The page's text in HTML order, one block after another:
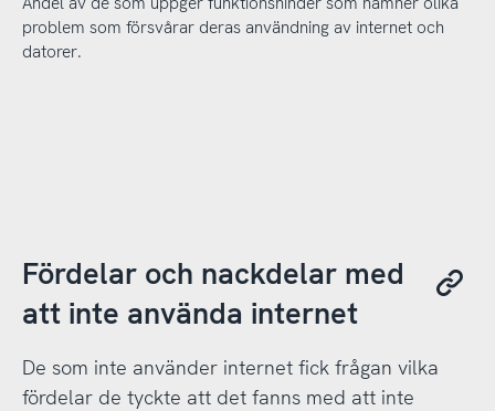
problem som försvårar deras användning av internet och
datorer.
Fördelar och nackdelar med
att inte använda internet
De som inte använder internet fick frågan vilka
fördelar de tyckte att det fanns med att inte